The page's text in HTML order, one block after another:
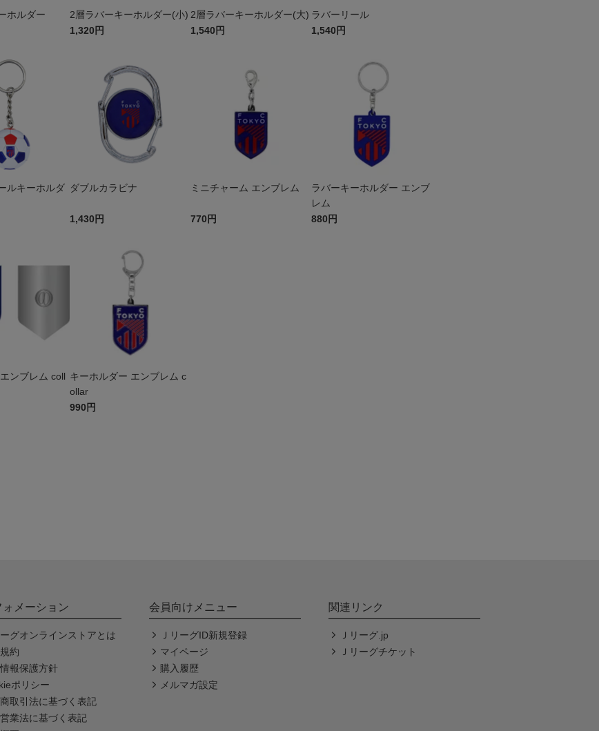
ホルダー
2層ラバーキーホルダー(小)
1,320円
2層ラバーキーホルダー(大)
1,540円
ラバーリール
1,540円
ルキーホルダ ダブルカラビナ
1,430円
ミニチャーム エンブレム
770円
ラバーキーホルダー エンブ
レム
880円
ンブレム coll キーホルダー エンブレム c
ollar
990円
ォメーション
ーグオンラインストアとは
約
報保護方針
ポリシー
取引法に基づく表記
業法に基づく表記
会員向けメニュー
ＪリーグID新規登録
マイページ
購入履歴
メルマガ設定
関連リンク
Ｊリーグ.jp
Ｊリーグチケット